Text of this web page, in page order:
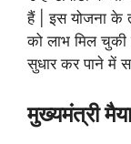
हैं | इस योजना के
को लाभ मिल चुकी
सुधार कर पाने में
मुख्यमंत्री